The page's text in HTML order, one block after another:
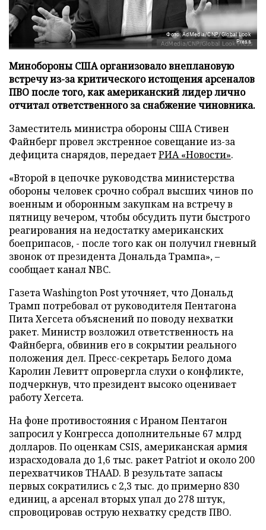
Фото: AdMedia/CNP/Global Look
Press
Минобороны США организовало внеплановую
встречу из-за критического истощения арсеналов
ПВО после того, как американский лидер лично
отчитал ответственного за снабжение чиновника.
Заместитель министра обороны США Стивен
Файнберг провел экстренное совещание из-за
дефицита снарядов, передаетРИА «Новости».
«Второй в цепочке руководства министерства
обороны человек срочно собрал высших чинов по
военным и оборонным закупкам на встречу в
пятницу вечером, чтобы обсудить пути быстрого
реагирования на недостатку американских
боеприпасов, - после того как он получил гневный
звонок от президента Дональда Трампа», –
сообщает канал NBC.
Газета Washington Post уточняет, что Дональд
Трамп потребовал от руководителя Пентагона
Пита Хегсета объяснений по поводу нехватки
ракет. Министр возложил ответственность на
Файнберга, обвинив его в сокрытии реального
положения дел. Пресс-секретарь Белого дома
Каролин Левитт опровергла слухи о конфликте,
подчеркнув, что президент высоко оценивает
работу Хегсета.
На фоне противостояния с Ираном Пентагон
запросил у Конгресса дополнительные 67 млрд
долларов. По оценкам CSIS, американская армия
израсходовала до 1,6 тыс. ракет Patriot и около 200
перехватчиков THAAD. В результате запасы
первых сократились с 2,3 тыс. до примерно 830
единиц, а арсенал вторых упал до 278 штук,
спровоцировав острую нехватку средств ПВО.